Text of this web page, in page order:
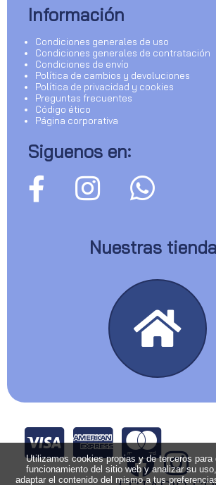
Información
Condiciones generales de uso
Condiciones generales de contratación
Condiciones de envío
Política de cambios y devoluciones
Política de privacidad y cookies
Preguntas frecuentes
Código ético
Página corporativa
Siguenos en:
Nuestras
Utilizamos cookies propias y de terceros para
funcionamiento del sitio web y analizar su
adaptar el contenido del mismo a tus